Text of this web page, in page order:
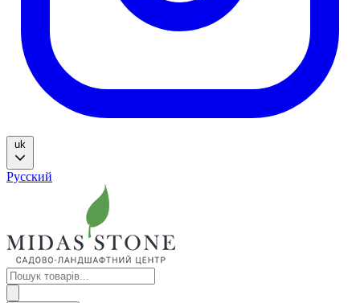
uk
Русский